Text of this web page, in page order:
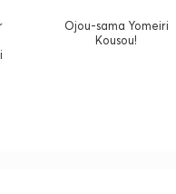
Ojou-sama Yomeiri
Kousou!